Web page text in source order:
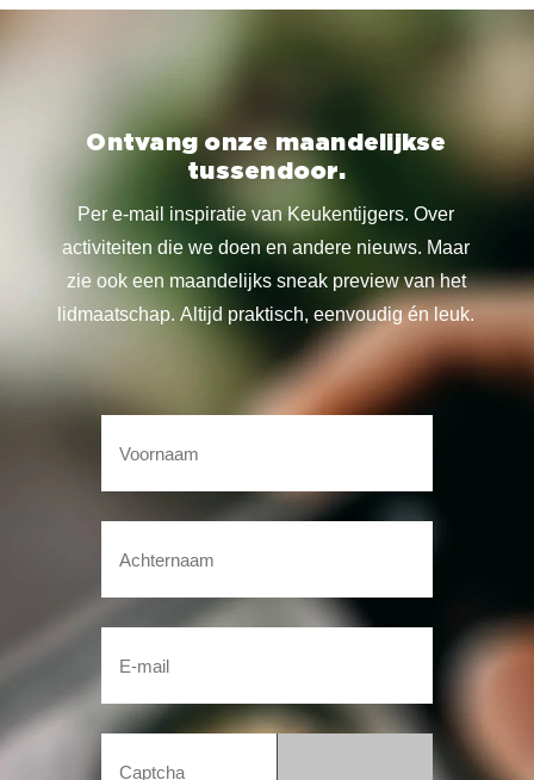
Ontvang onze maandelijkse
tussendoor.
Per e-mail inspiratie van Keukentijgers. Over
activiteiten die we doen en andere nieuws. Maar
zie ook een maandelijks sneak preview van het
lidmaatschap. Altijd praktisch, eenvoudig én leuk.